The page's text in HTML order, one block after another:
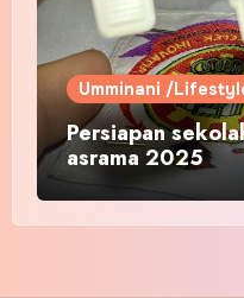
Umminani /
Persiapan
asrama 2025